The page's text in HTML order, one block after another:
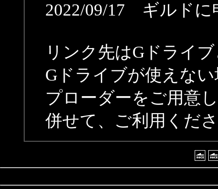
2022/09/17 ギルドに
リンク先はGドライ
Gドライブが使えな
プローダーをご用意
併せて、ご利用くだ